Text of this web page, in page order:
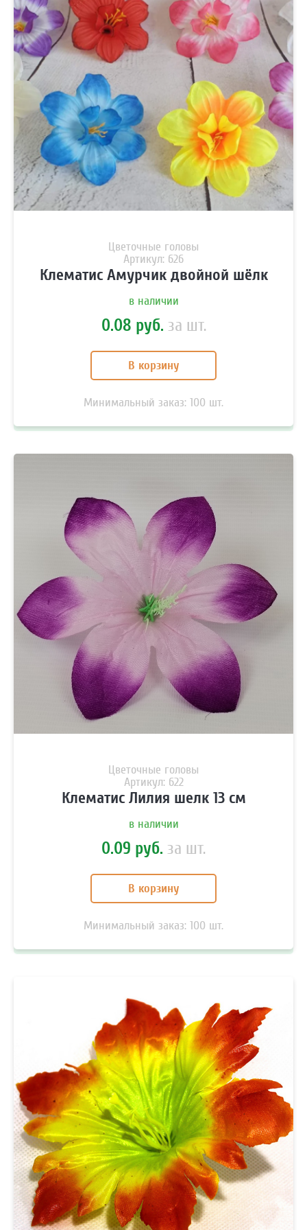
Цветочные головы
Артикул: 626
Клематис Амурчик двойной шёлк
в наличии
0.08 руб. за шт.
В корзину
Минимальный заказ: 100 шт.
Цветочные головы
Артикул: 622
Клематис Лилия шелк 13 см
в наличии
0.09 руб. за шт.
В корзину
Минимальный заказ: 100 шт.